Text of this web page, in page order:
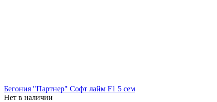
Бегония "Партнер" Софт лайм F1 5 сем
Нет в наличии